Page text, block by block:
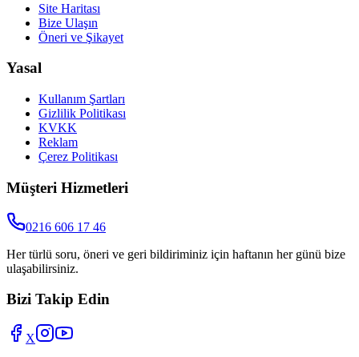
Site Haritası
Bize Ulaşın
Öneri ve Şikayet
Yasal
Kullanım Şartları
Gizlilik Politikası
KVKK
Reklam
Çerez Politikası
Müşteri Hizmetleri
0216 606 17 46
Her türlü soru, öneri ve geri bildiriminiz için haftanın her günü bize
ulaşabilirsiniz.
Bizi Takip Edin
X